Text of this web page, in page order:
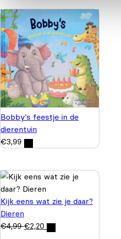
Bobby's feestje in de
dierentuin
€3,99
Kijk eens wat zie je daar?
Dieren
€4,99 €2,20